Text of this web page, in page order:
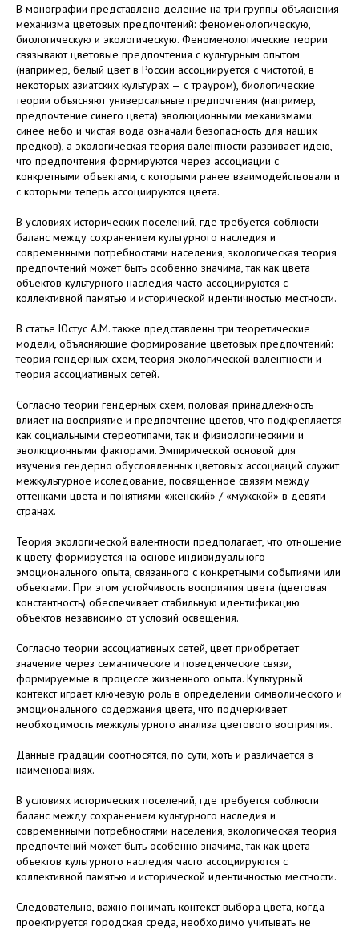
В монографии представлено деление на три группы объяснения
механизма цветовых предпочтений: феноменологическую,
биологическую и экологическую. Феноменологические теории
связывают цветовые предпочтения с культурным опытом
(например, белый цвет в России ассоциируется с чистотой, в
некоторых азиатских культурах — с трауром), биологические
теории объясняют универсальные предпочтения (например,
предпочтение синего цвета) эволюционными механизмами:
синее небо и чистая вода означали безопасность для наших
предков), а экологическая теория валентности развивает идею,
что предпочтения формируются через ассоциации с
конкретными объектами, с которыми ранее взаимодействовали и
с которыми теперь ассоциируются цвета.
В условиях исторических поселений, где требуется соблюсти
баланс между сохранением культурного наследия и
современными потребностями населения, экологическая теория
предпочтений может быть особенно значима, так как цвета
объектов культурного наследия часто ассоциируются с
коллективной памятью и исторической идентичностью местности.
В статье Юстус А.М. также представлены три теоретические
модели, объясняющие формирование цветовых предпочтений:
теория гендерных схем, теория экологической валентности и
теория ассоциативных сетей.
Согласно теории гендерных схем, половая принадлежность
влияет на восприятие и предпочтение цветов, что подкрепляется
как социальными стереотипами, так и физиологическими и
эволюционными факторами. Эмпирической основой для
изучения гендерно обусловленных цветовых ассоциаций служит
межкультурное исследование, посвящённое связям между
оттенками цвета и понятиями «женский» / «мужской» в девяти
странах.
Теория экологической валентности предполагает, что отношение
к цвету формируется на основе индивидуального
эмоционального опыта, связанного с конкретными событиями или
объектами. При этом устойчивость восприятия цвета (цветовая
константность) обеспечивает стабильную идентификацию
объектов независимо от условий освещения.
Согласно теории ассоциативных сетей, цвет приобретает
значение через семантические и поведенческие связи,
формируемые в процессе жизненного опыта. Культурный
контекст играет ключевую роль в определении символического и
эмоционального содержания цвета, что подчеркивает
необходимость межкультурного анализа цветового восприятия.
Данные градации соотносятся, по сути, хоть и различается в
наименованиях.
В условиях исторических поселений, где требуется соблюсти
баланс между сохранением культурного наследия и
современными потребностями населения, экологическая теория
предпочтений может быть особенно значима, так как цвета
объектов культурного наследия часто ассоциируются с
коллективной памятью и исторической идентичностью местности.
Следовательно, важно понимать контекст выбора цвета, когда
проектируется городская среда, необходимо учитывать не